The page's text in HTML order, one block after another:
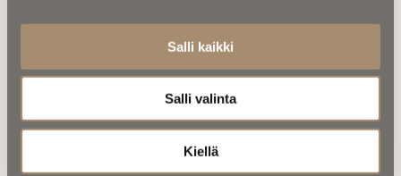
Salli kaikki
Salli valinta
Kiellä
Luetuimmat
Kalenterista | Ior Bock – Mytologi ja